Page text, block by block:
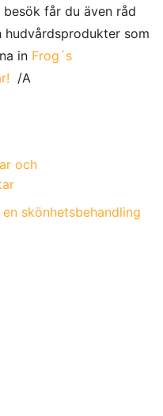
får du även råd
som
in Frog´s
/A
och
skönhetsbehandling